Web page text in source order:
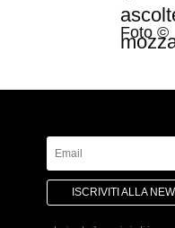
Foto ©
ISCRIVITI ALLA